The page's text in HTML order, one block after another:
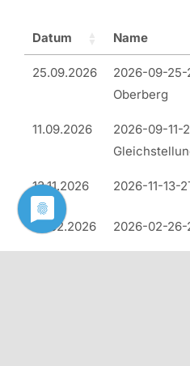
Datum Name
25.09.2026
2026-09-25-
Oberberg
11.09.2026
2026-09-11-
13.11.2026 2026-11-13-
26.02.2026 2026-02-26-